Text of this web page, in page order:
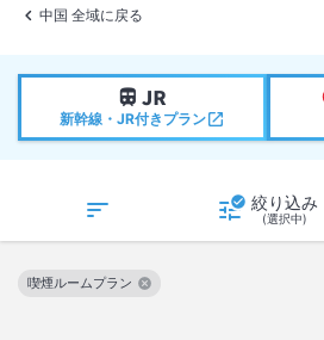
中国 全域に戻る
新幹線・JR付きプラン
絞り込み
(選択中)
喫煙ルームプラン
この絞り込み条件を解除